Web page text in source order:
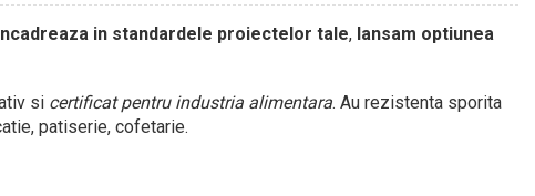
in standardele proiectelor tale, lansam optiunea
si certificat pentru industria alimentara. Au rezistenta sporita
patiserie, cofetarie.